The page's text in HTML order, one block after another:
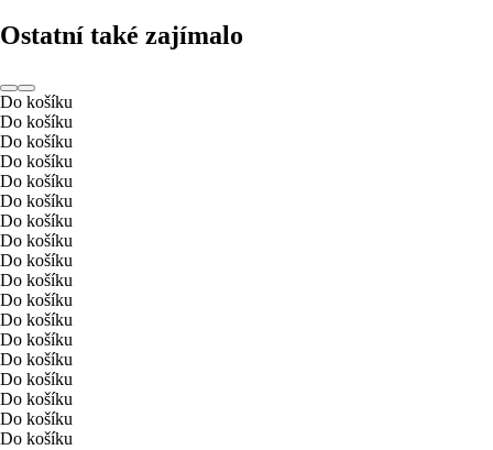
Ostatní také zajímalo
Do košíku
Do košíku
Do košíku
Do košíku
Do košíku
Do košíku
Do košíku
Do košíku
Do košíku
Do košíku
Do košíku
Do košíku
Do košíku
Do košíku
Do košíku
Do košíku
Do košíku
Do košíku